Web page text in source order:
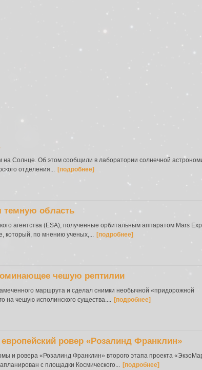
Солнце. Об этом сообщили в лаборатории солнечной
отделения... [подробнее]
темную область
агентства (ESA), полученные орбитальным аппаратом Mars
который, по мнению ученых,... [подробнее]
чешую рептилии
маршрута и сделал снимки необычной «придорожной
на чешую исполинского существа.... [подробнее]
ровер «Розалинд Франклин»
и ровера «Розалинд Франклин» второго этапа проекта
с площадки Космического... [подробнее]